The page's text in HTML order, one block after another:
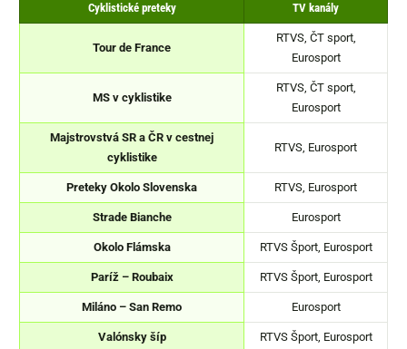
Cyklistické preteky TV kanály
Tour de France
RTVS, ČT sport,
Eurosport
MS v cyklistike
RTVS, ČT sport,
Eurosport
Majstrovstvá SR a ČR v cestnej
cyklistike
RTVS, Eurosport
Preteky Okolo Slovenska RTVS, Eurosport
Strade Bianche Eurosport
Okolo Flámska RTVS Šport, Eurosport
Paríž – Roubaix RTVS Šport, Eurosport
Miláno – San Remo Eurosport
Valónsky šíp RTVS Šport, Eurosport